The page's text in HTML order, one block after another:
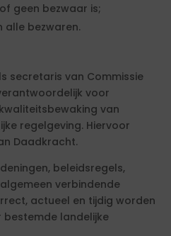
geen bezwaar is;
alle bezwaren.
secretaris van Commissie
voor
van
regelgeving. Hiervoor
Daadkracht.
beleidsregels,
verbindende
actueel en tijdig worden
landelijke